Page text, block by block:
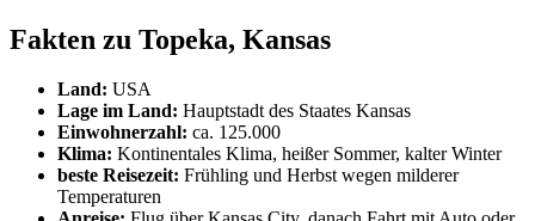
Fakten zu Topeka, Kansas
Land: USA
Lage im Land: Hauptstadt des Staates Kansas
Einwohnerzahl: ca. 125.000
Klima: Kontinentales Klima, heißer Sommer, kalter Winter
beste Reisezeit: Frühling und Herbst wegen milderer
Temperaturen